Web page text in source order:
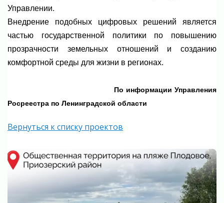
Управлении.
Внедрение подобных цифровых решений является
частью государственной политики по повышению
прозрачности земельных отношений и созданию
комфортной среды для жизни в регионах.
По информации Управления
Росреестра по Ленинградской области
Вернуться к списку проектов